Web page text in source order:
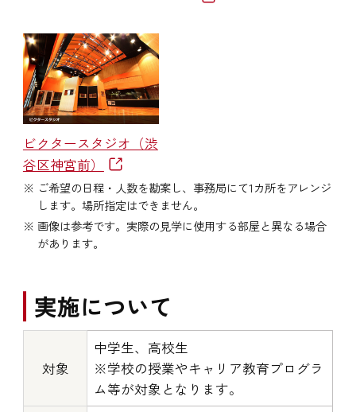
ビクタースタジオ（渋
谷区神宮前）
ご希望の日程・人数を勘案し、事務局にて1カ所をアレンジ
します。場所指定はできません。
画像は参考です。実際の見学に使用する部屋と異なる場合
があります。
実施について
対象
中学生、高校生
※学校の授業やキャリア教育プログラ
ム等が対象となります。